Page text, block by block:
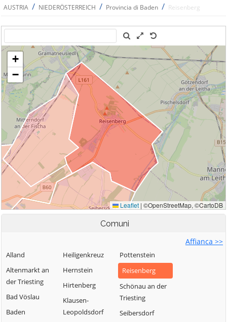
AUSTRIA / NIEDERÖSTERREICH / Provincia di Baden / Reisenberg
Comuni
Affianca >>
Alland
Altenmarkt an
der Triesting
Bad Vöslau
Baden
Heiligenkreuz
Hernstein
Hirtenberg
Klausen-
Leopoldsdorf
Pottenstein
Reisenberg
Schönau an der
Triesting
Seibersdorf